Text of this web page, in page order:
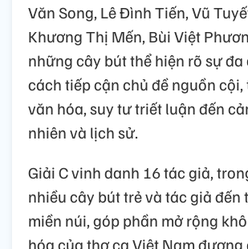
Văn Song, Lê Đình Tiến, Vũ
Khương Thị Mến, Bùi Việt
những cây bút thể hiện rõ sự
cách tiếp cận chủ đề nguồn
văn hóa, suy tư triết luận đến
nhiên và lịch sử.
Giải C vinh danh 16 tác giả,
nhiều cây bút trẻ và tác giả đến
miền núi, góp phần mở rộng
hóa của thơ ca Việt Nam đương